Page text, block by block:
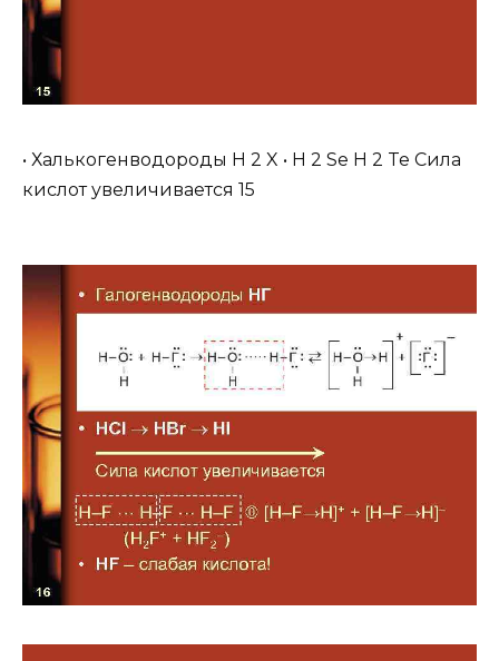
• Халькогенводороды H 2 X • H 2 Se H 2 Te Сила
кислот увеличивается 15